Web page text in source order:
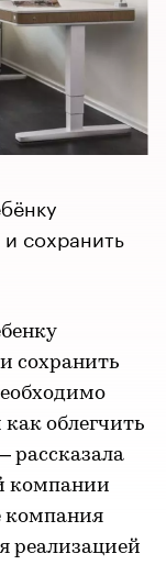
сохранить
сохранить
облегчить
рассказала
компании
компания
реализацией